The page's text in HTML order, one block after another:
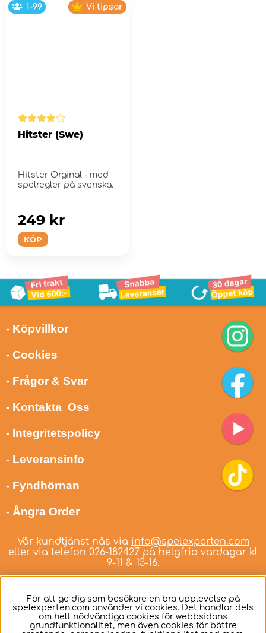
1-99 Vi tipsar
Hitster (Swe)
Hitster Orginal - med
spelregler på svenska.
KÖP
249 kr
- Köpvillkor
- Cookies
- Frågor & Svar
- Kontakta Oss
- Integritetspolicy
- Leveransinfo
- Fyndhörnan
- Ångra Order
Vår kundtjänst nås via info@spelexperten.com
eller via telefon 026-182427 på helgfria vardagar kl
9-11 & 13-16.
Svenska
För att ge dig som besökare en bra upplevelse på
spelexperten.com använder vi cookies. Det handlar dels
om helt nödvändiga cookies för webbsidans
grundfunktionalitet, men även cookies för bättre